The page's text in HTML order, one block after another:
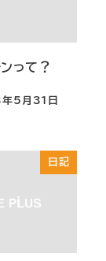
って？
5月31日
日記